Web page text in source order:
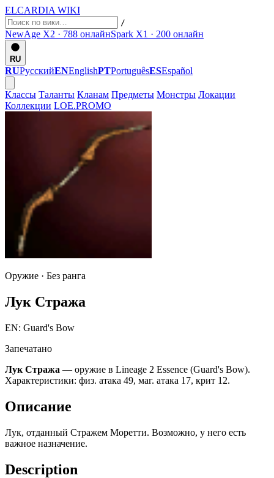
ELCARDIA WIKI
/
NewAge X2 · 788 онлайнSpark X1 · 200 онлайн
RU
RUРусскийENEnglishPTPortuguêsESEspañol
Классы Таланты Кланам Предметы Монстры Локации
Коллекции LOE.PROMO
Оружие · Без ранга
Лук Стража
EN: Guard's Bow
Запечатано
Лук Стража — оружие в Lineage 2 Essence (Guard's Bow).
Характеристики: физ. атака 49, маг. атака 17, крит 12.
Описание
Лук, отданный Стражем Моретти. Возможно, у него есть
важное назначение.
Description